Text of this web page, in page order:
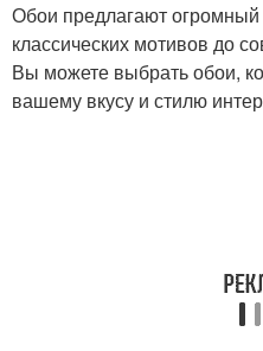
Обои предлагают
классических мотивов до
Вы можете выбрать обои,
вашему вкусу и стилю